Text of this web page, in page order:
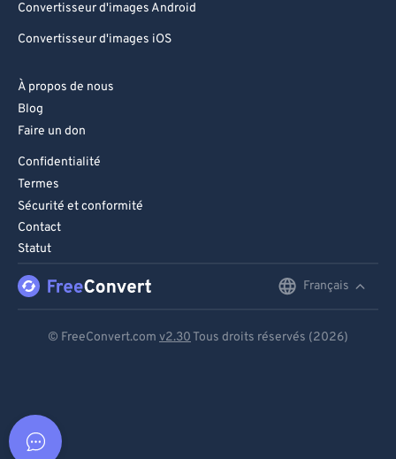
Convertisseur d'images Android
Convertisseur d'images iOS
À propos de nous
Blog
Faire un don
Confidentialité
Termes
Sécurité et conformité
Contact
Statut
Français
© FreeConvert.com v2.30 Tous droits réservés (2026)